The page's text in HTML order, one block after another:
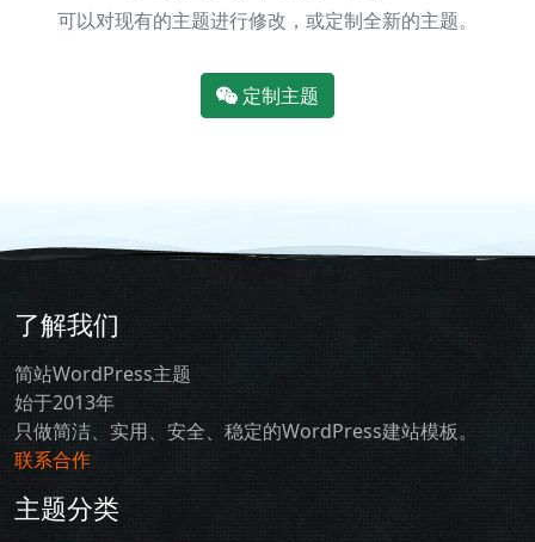
可以对现有的主题进行修改，或定制全新的主题。
定制主题
了解我们
简站WordPress主题
始于2013年
只做简洁、实用、安全、稳定的WordPress建站模板。
联系合作
主题分类